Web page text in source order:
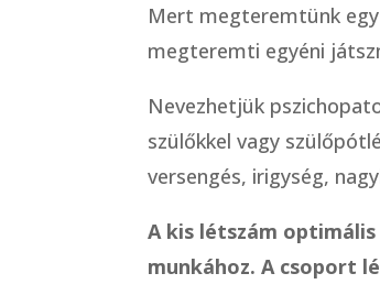
Mert megteremtünk
megteremti egyéni
Nevezhetjük
szülőkkel vagy
versengés, irigység,
A kis létszám
munkához. A csoport